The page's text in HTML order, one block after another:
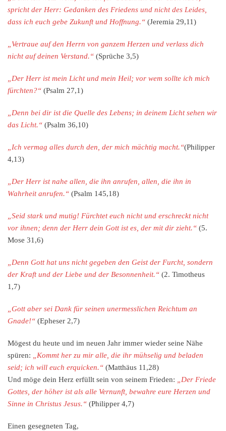
spricht der Herr: Gedanken des Friedens und nicht des Leides,
dass ich euch gebe Zukunft und Hoffnung.“ (Jeremia 29,11)
„Vertraue auf den Herrn von ganzem Herzen und verlass dich
nicht auf deinen Verstand.“ (Sprüche 3,5)
„Der Herr ist mein Licht und mein Heil; vor wem sollte ich mich
fürchten?“ (Psalm 27,1)
„Denn bei dir ist die Quelle des Lebens; in deinem Licht sehen wir
das Licht.“ (Psalm 36,10)
„Ich vermag alles durch den, der mich mächtig macht.“(Philipper
4,13)
„Der Herr ist nahe allen, die ihn anrufen, allen, die ihn in
Wahrheit anrufen.“ (Psalm 145,18)
„Seid stark und mutig! Fürchtet euch nicht und erschreckt nicht
vor ihnen; denn der Herr dein Gott ist es, der mit dir zieht.“ (5.
Mose 31,6)
„Denn Gott hat uns nicht gegeben den Geist der Furcht, sondern
der Kraft und der Liebe und der Besonnenheit.“ (2. Timotheus
1,7)
„Gott aber sei Dank für seinen unermesslichen Reichtum an
Gnade!“ (Epheser 2,7)
Mögest du heute und im neuen Jahr immer wieder seine Nähe
spüren: „Kommt her zu mir alle, die ihr mühselig und beladen
seid; ich will euch erquicken.“ (Matthäus 11,28)
Und möge dein Herz erfüllt sein von seinem Frieden: „Der Friede
Gottes, der höher ist als alle Vernunft, bewahre eure Herzen und
Sinne in Christus Jesus.“ (Philipper 4,7)
Einen gesegneten Tag,